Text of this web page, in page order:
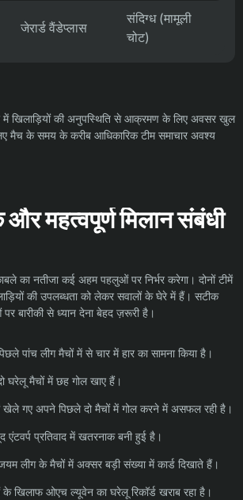
जेरार्ड वैंडेप्लास
संदिग्ध (मामूली
चोट)
में खिलाड़ियों की अनुपस्थिति से आक्रमण के लिए अवसर खुल
मैच के समय के करीब आधिकारिक टीम समाचार अवश्य
महत्वपूर्ण मिलान संबंधी
का नतीजा कई अहम पहलुओं पर निर्भर करेगा। दोनों टीमें
की उपलब्धता को लेकर सवालों के घेरे में हैं। सटीक
से ध्यान देना बेहद ज़रूरी है।
पांच लीग मैचों में से चार में हार का सामना किया है।
घरेलू मैचों में छह गोल खाए हैं।
गए अपने पिछले दो मैचों में गोल करने में असफल रही है।
एंटवर्प प्रतिवाद में खतरनाक बनी हुई है।
लीग के मैचों में अक्सर बड़ी संख्या में कार्ड दिखाते हैं।
के खिलाफ ओएच ल्यूवेन का घरेलू रिकॉर्ड खराब रहा है।